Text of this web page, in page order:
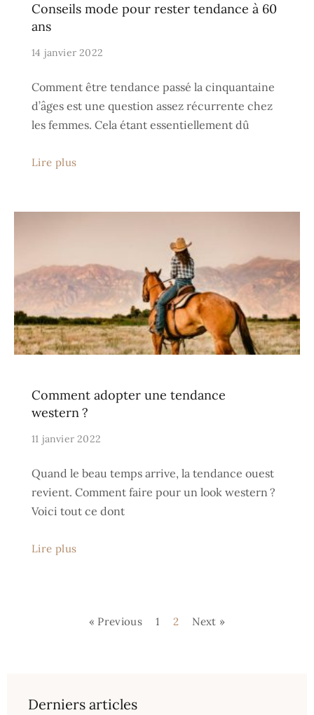
Conseils mode pour rester tendance à 60
ans
14 janvier 2022
Comment être tendance passé la cinquantaine
d’âges est une question assez récurrente chez
les femmes. Cela étant essentiellement dû
Lire plus
Comment adopter une tendance
western ?
11 janvier 2022
Quand le beau temps arrive, la tendance ouest
revient. Comment faire pour un look western ?
Voici tout ce dont
Lire plus
« Previous 1 2 Next »
Derniers articles